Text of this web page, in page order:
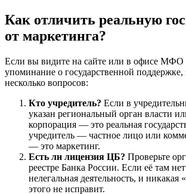
Как отличить реальную
от маркетинга?
Если вы видите на сайте или в офисе МФО
упоминание о государственной поддержке,
несколько вопросов:
Кто учредитель? Если в
указан региональный орган власти
корпорация — это реальная
учредитель — частное лицо или
— это маркетинг.
Есть ли лицензия ЦБ? Проверьте
реестре Банка России. Если её там
нелегальная деятельность, и никакая
этого не исправит.